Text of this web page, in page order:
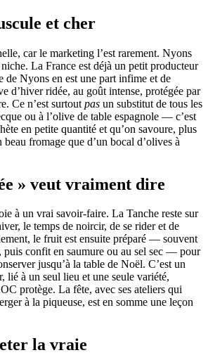
et cher
car le marketing l’est rarement. Nyons
La France est déjà un petit producteur
de Nyons en est une part infime et de
d’hiver ridée, au goût intense, protégée par
Ce n’est surtout pas un substitut de tous les
ou à l’olive de table espagnole — c’est
en petite quantité et qu’on savoure, plus
beau fromage que d’un bocal d’olives à
» veut vraiment dire
à un vrai savoir-faire. La Tanche reste sur
le temps de noircir, de se rider et de
le fruit est ensuite préparé — souvent
puis confit en saumure ou au sel sec — pour
jusqu’à la table de Noël. C’est un
lié à un seul lieu et une seule variété,
protège. La fête, avec ses ateliers qui
à la piqueuse, est en somme une leçon
la vraie